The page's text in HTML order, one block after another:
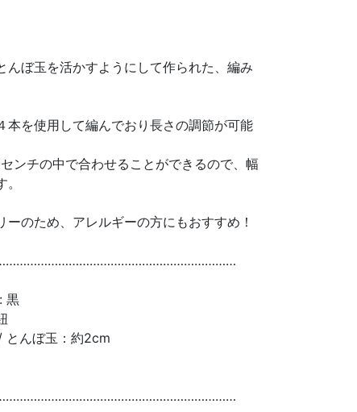
んぼ玉を活かすようにして作られた、編み
本を使用して編んでおり長さの調節が可能
ンチの中で合わせることができるので、幅
のため、アレルギーの方にもおすすめ！
黒
とんぼ玉：約2cm